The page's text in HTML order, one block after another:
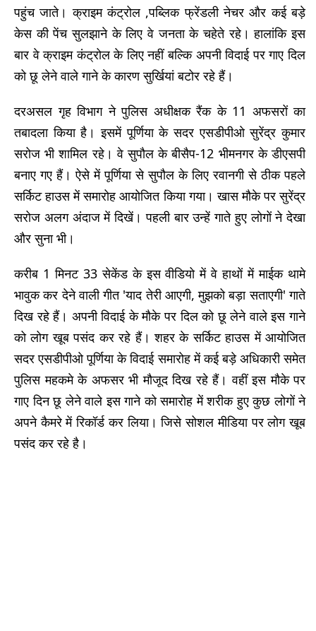
पहुंच जाते। क्राइम कंट्रोल ,पब्लिक फ्रेंडली नेचर और कई बड़े
केस की पेंच सुलझाने के लिए वे जनता के चहेते रहे। हालांकि इस
बार वे क्राइम कंट्रोल के लिए नहीं बल्कि अपनी विदाई पर गाए दिल
को छू लेने वाले गाने के कारण सुर्खियां बटोर रहे हैं।
दरअसल गृह विभाग ने पुलिस अधीक्षक रैंक के 11 अफसरों का
तबादला किया है। इसमें पूर्णिया के सदर एसडीपीओ सुरेंद्र कुमार
सरोज भी शामिल रहे। वे सुपौल के बीसैप-12 भीमनगर के डीएसपी
बनाए गए हैं। ऐसे में पूर्णिया से सुपौल के लिए रवानगी से ठीक पहले
सर्किट हाउस में समारोह आयोजित किया गया। खास मौके पर सुरेंद्र
सरोज अलग अंदाज में दिखें। पहली बार उन्हें गाते हुए लोगों ने देखा
और सुना भी।
करीब 1 मिनट 33 सेकेंड के इस वीडियो में वे हाथों में माईक थामे
भावुक कर देने वाली गीत 'याद तेरी आएगी, मुझको बड़ा सताएगी' गाते
दिख रहे हैं। अपनी विदाई के मौके पर दिल को छू लेने वाले इस गाने
को लोग खूब पसंद कर रहे हैं। शहर के सर्किट हाउस में आयोजित
सदर एसडीपीओ पूर्णिया के विदाई समारोह में कई बड़े अधिकारी समेत
पुलिस महकमे के अफसर भी मौजूद दिख रहे हैं। वहीं इस मौके पर
गाए दिन छू लेने वाले इस गाने को समारोह में शरीक हुए कुछ लोगों ने
अपने कैमरे में रिकॉर्ड कर लिया। जिसे सोशल मीडिया पर लोग खूब
पसंद कर रहे है।